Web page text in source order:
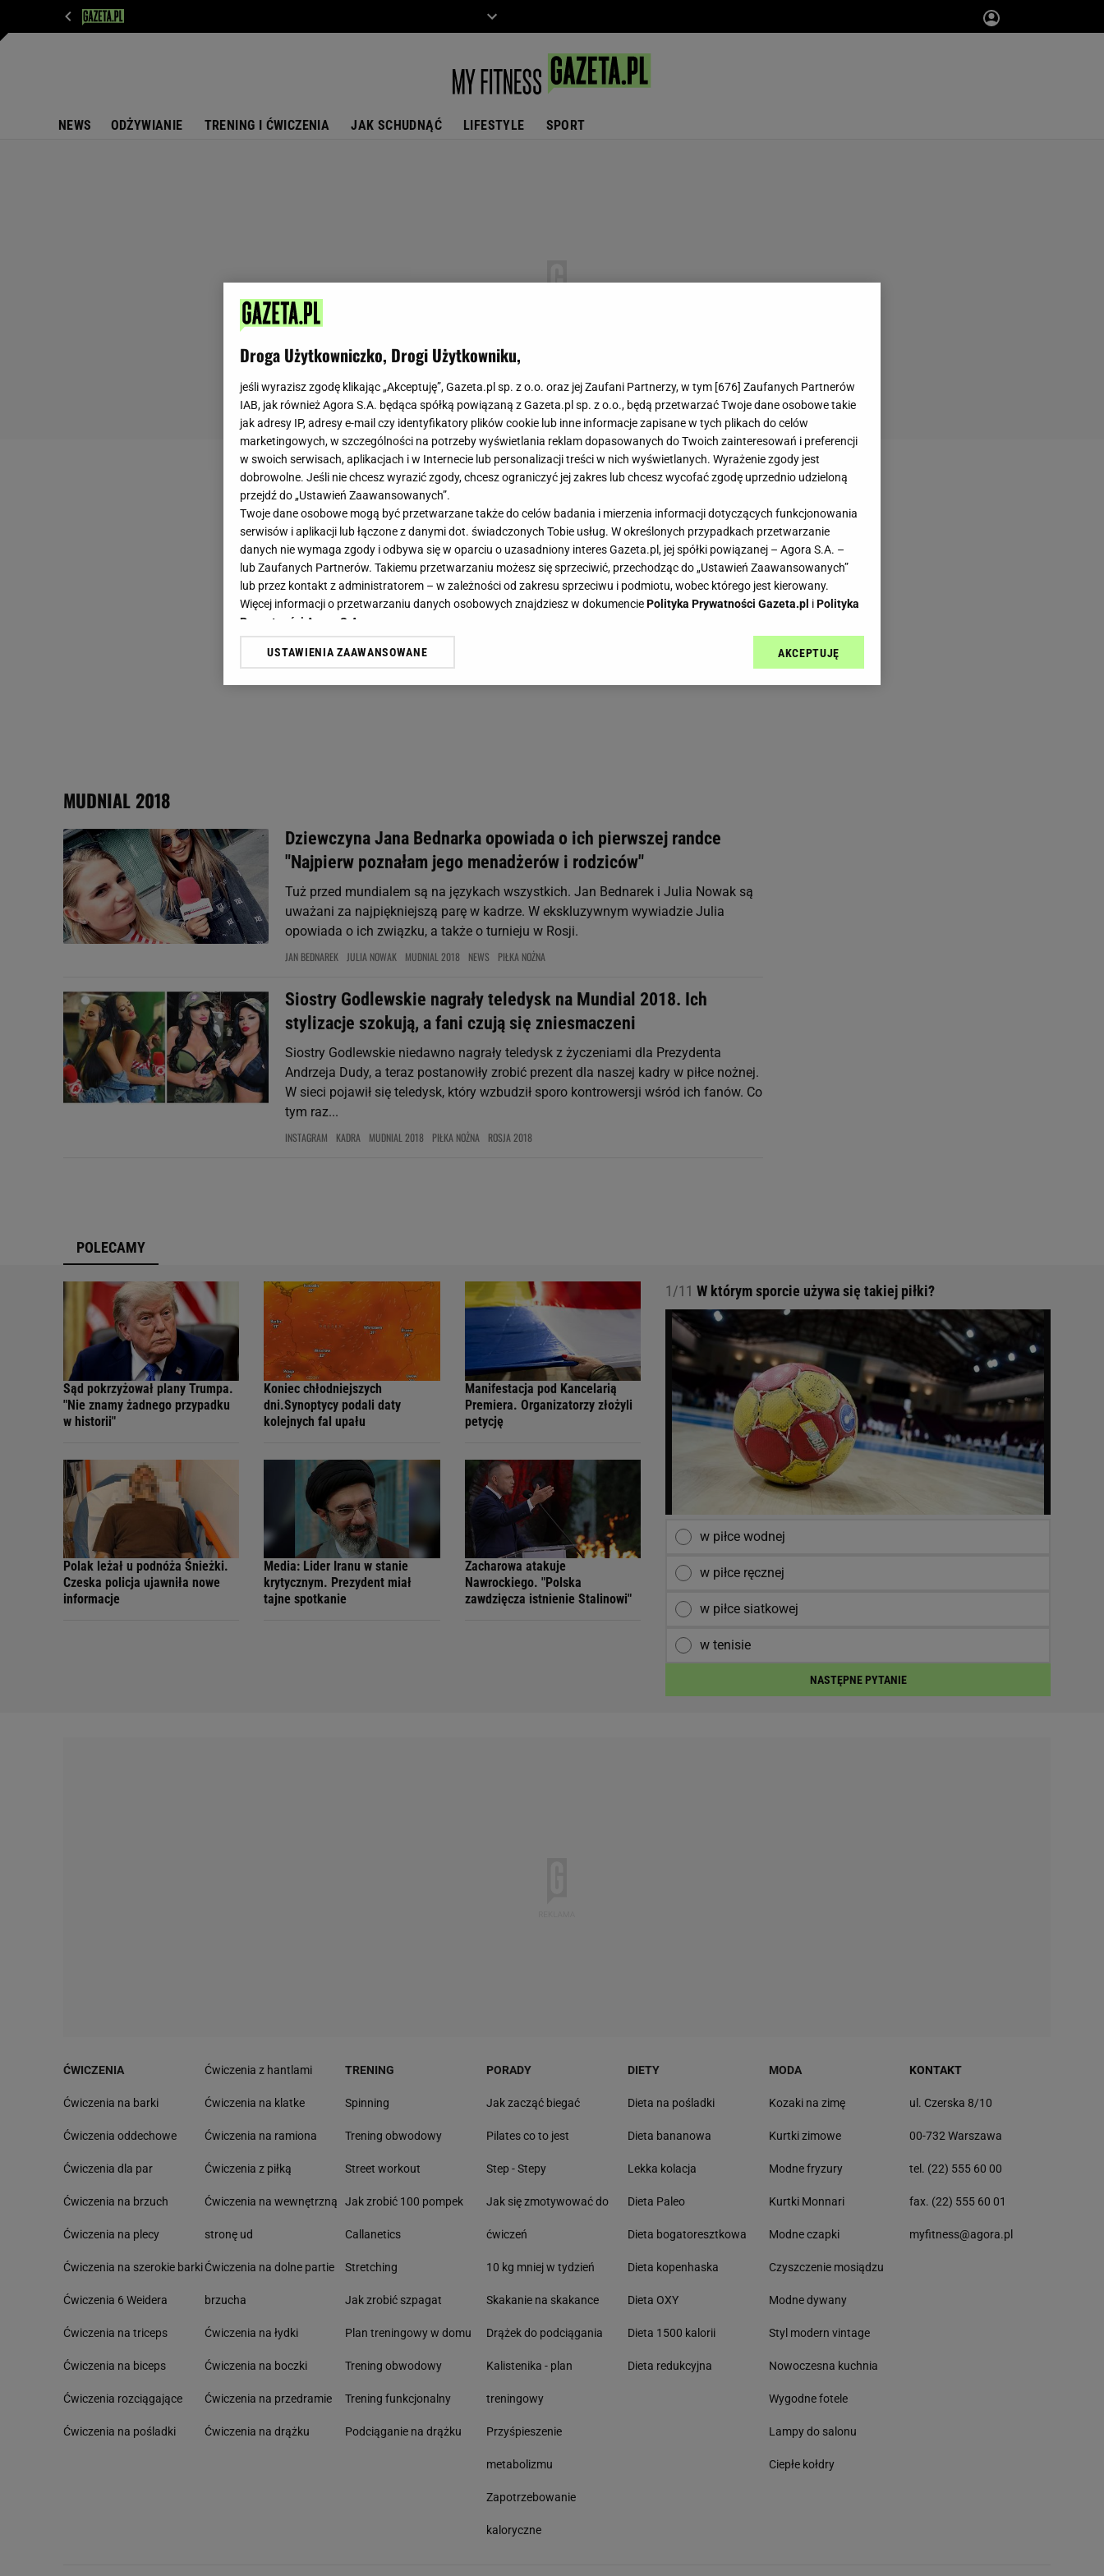
NEWS ODŻYWIANIE TRENING I ĆWICZENIA JAK SCHUDNĄĆ LIFESTYLE SPORT
MUDNIAL 2018
Dziewczyna Jana Bednarka opowiada o ich pierwszej randce
"Najpierw poznałam jego menadżerów i rodziców"
Tuż przed mundialem są na językach wszystkich. Jan Bednarek i Julia Nowak są
uważani za najpiękniejszą parę w kadrze. W ekskluzywnym wywiadzie Julia
opowiada o ich związku, a także o turnieju w Rosji.
JAN BEDNAREK JULIA NOWAK MUDNIAL 2018 NEWS PIŁKA NOŻNA
Siostry Godlewskie nagrały teledysk na Mundial 2018. Ich
stylizacje szokują, a fani czują się zniesmaczeni
Siostry Godlewskie niedawno nagrały teledysk z życzeniami dla Prezydenta
Andrzeja Dudy, a teraz postanowiły zrobić prezent dla naszej kadry w piłce nożnej.
W sieci pojawił się teledysk, który wzbudził sporo kontrowersji wśród ich fanów. Co
tym raz...
INSTAGRAM KADRA MUDNIAL 2018 PIŁKA NOŻNA ROSJA 2018
POLECAMY
Sąd pokrzyżował plany Trumpa.
"Nie znamy żadnego przypadku
w historii"
Koniec chłodniejszych
dni.Synoptycy podali daty
kolejnych fal upału
Manifestacja pod Kancelarią
Premiera. Organizatorzy złożyli
petycję
Polak leżał u podnóża Śnieżki.
Czeska policja ujawniła nowe
informacje
Media: Lider Iranu w stanie
krytycznym. Prezydent miał
tajne spotkanie
Zacharowa atakuje
Nawrockiego. "Polska
zawdzięcza istnienie Stalinowi"
1/11 W którym sporcie używa się takiej piłki?
w piłce wodnej
w piłce ręcznej
w piłce siatkowej
w tenisie
NASTĘPNE PYTANIE
ĆWICZENIA
Ćwiczenia na barki
Ćwiczenia oddechowe
Ćwiczenia dla par
Ćwiczenia na brzuch
Ćwiczenia na plecy
Ćwiczenia na szerokie barki
Ćwiczenia 6 Weidera
Ćwiczenia na triceps
Ćwiczenia na biceps
Ćwiczenia rozciągające
Ćwiczenia na pośladki
Ćwiczenia z hantlami
Ćwiczenia na klatke
Ćwiczenia na ramiona
Ćwiczenia z piłką
Ćwiczenia na wewnętrzną
stronę ud
Ćwiczenia na dolne partie
brzucha
Ćwiczenia na łydki
Ćwiczenia na boczki
Ćwiczenia na przedramie
Ćwiczenia na drążku
TRENING
Spinning
Trening obwodowy
Street workout
Jak zrobić 100 pompek
Callanetics
Stretching
Jak zrobić szpagat
Plan treningowy w domu
Trening obwodowy
Trening funkcjonalny
Podciąganie na drążku
PORADY
Jak zacząć biegać
Pilates co to jest
Step - Stepy
Jak się zmotywować do
ćwiczeń
10 kg mniej w tydzień
Skakanie na skakance
Drążek do podciągania
Kalistenika - plan
treningowy
Przyśpieszenie
metabolizmu
Zapotrzebowanie
kaloryczne
DIETY
Dieta na pośladki
Dieta bananowa
Lekka kolacja
Dieta Paleo
Dieta bogatoresztkowa
Dieta kopenhaska
Dieta OXY
Dieta 1500 kalorii
Dieta redukcyjna
MODA
Kozaki na zimę
Kurtki zimowe
Modne fryzury
Kurtki Monnari
Modne czapki
Czyszczenie mosiądzu
Modne dywany
Styl modern vintage
Nowoczesna kuchnia
Wygodne fotele
Lampy do salonu
Ciepłe kołdry
KONTAKT
ul. Czerska 8/10
00-732 Warszawa
tel. (22) 555 60 00
fax. (22) 555 60 01
myfitness@agora.pl
Droga Użytkowniczko, Drogi Użytkowniku,
jeśli wyrazisz zgodę klikając „Akceptuję”, Gazeta.pl sp. z o.o. oraz jej Zaufani Partnerzy, w tym [676] Zaufanych Partnerów
IAB, jak również Agora S.A. będąca spółką powiązaną z Gazeta.pl sp. z o.o., będą przetwarzać Twoje dane osobowe takie
jak adresy IP, adresy e-mail czy identyfikatory plików cookie lub inne informacje zapisane w tych plikach do celów
marketingowych, w szczególności na potrzeby wyświetlania reklam dopasowanych do Twoich zainteresowań i preferencji
w swoich serwisach, aplikacjach i w Internecie lub personalizacji treści w nich wyświetlanych. Wyrażenie zgody jest
dobrowolne. Jeśli nie chcesz wyrazić zgody, chcesz ograniczyć jej zakres lub chcesz wycofać zgodę uprzednio udzieloną
przejdź do „Ustawień Zaawansowanych”.
Twoje dane osobowe mogą być przetwarzane także do celów badania i mierzenia informacji dotyczących funkcjonowania
serwisów i aplikacji lub łączone z danymi dot. świadczonych Tobie usług. W określonych przypadkach przetwarzanie
danych nie wymaga zgody i odbywa się w oparciu o uzasadniony interes Gazeta.pl, jej spółki powiązanej – Agora S.A. –
lub Zaufanych Partnerów. Takiemu przetwarzaniu możesz się sprzeciwić, przechodząc do „Ustawień Zaawansowanych”
lub przez kontakt z administratorem – w zależności od zakresu sprzeciwu i podmiotu, wobec którego jest kierowany.
Więcej informacji o przetwarzaniu danych osobowych znajdziesz w dokumenciePolityka Prywatności Gazeta.pl iPolityka
Prywatności Agora S.A.
Klikając „Akceptuję” wyrażasz też zgodę na zainstalowanie i przechowywanie plików cookie Gazeta.pl sp. z o.o., jej
USTAWIENIA ZAAWANSOWANE AKCEPTUJĘ